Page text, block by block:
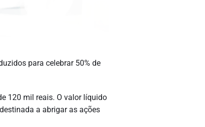
para celebrar 50% de
120 mil reais. O valor líquido
a abrigar as ações